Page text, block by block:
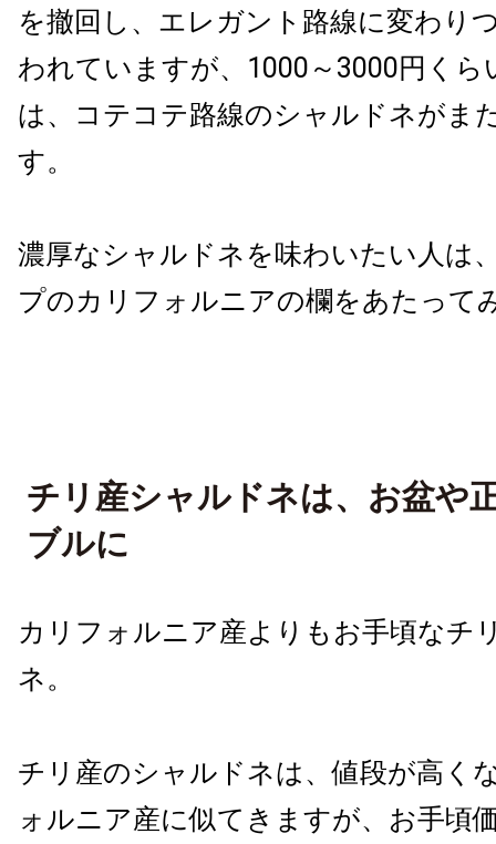
を撤回し、エレガント路線に変わり
われていますが、1000～3000円くら
は、コテコテ路線のシャルドネがま
す。
濃厚なシャルドネを味わいたい人は
プのカリフォルニアの欄をあたって
チリ産シャルドネは、お盆や
ブルに
カリフォルニア産よりもお手頃なチ
ネ。
チリ産のシャルドネは、値段が高く
ォルニア産に似てきますが、お手頃